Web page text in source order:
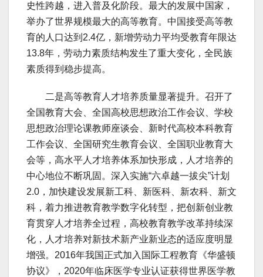
史性跨越，进入普及化阶段。最大的发展中国家，
举办了世界规模最大的高等教育。中国接受高等教
育的人口达到2.4亿，新增劳动力平均受教育年限达
13.8年，劳动力素质结构发生了重大变化，全民族
素质得到稳步提高。
二是高等教育人才培养质量显著提升。召开了
全国教育大会、全国高校思想政治工作会议、学校
思想政治理论课教师座谈会、新时代高校本科教育
工作会议、全国研究生教育会议、全国职业教育大
会等，高水平人才培养体系加快形成，人才培养的
中心地位不断巩固。深入实施“六卓越一拔尖”计划
2.0，加快建设发展新工科、新医科、新农科、新文
科，着力推进教育教学数字化转型，把创新创业教
育贯穿人才培养全过程，高校教育教学改革持续深
化，人才培养对新技术新产业新业态的适应度明显
增强。2016年我国正式加入国际工程教育《华盛顿
协议》，2020年临床医学专业认证获得世界医学教